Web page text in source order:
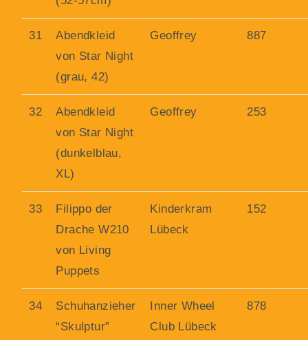
31
Abendkleid
von Star Night
(grau, 42)
Geoffrey 887
32
Abendkleid
von Star Night
(dunkelblau,
XL)
Geoffrey 253
33
Filippo der
Drache W210
von Living
Puppets
Kinderkram
Lübeck
152
34
Schuhanzieher
“Skulptur”
Inner Wheel
Club Lübeck
878